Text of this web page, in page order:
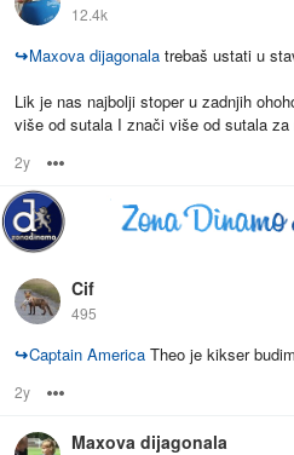
12.4k
↪Maxova dijagonala trebaš ustati u
Lik je nas najbolji stoper u zadnjih
više od sutala I znači više od sutala
2y
Cif
495
↪Captain America Theo je kikser
2y
Maxova dijagonala